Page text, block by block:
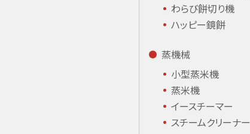
わらび餅切り機
ハッピー鏡餅
蒸機械
小型蒸米機
蒸米機
イースチーマー
スチームクリーナー